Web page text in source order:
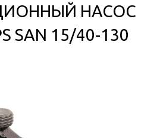
НАСОС
SAN 15/40-130